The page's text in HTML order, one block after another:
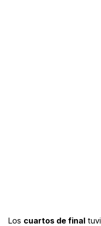
Los cuartos de final